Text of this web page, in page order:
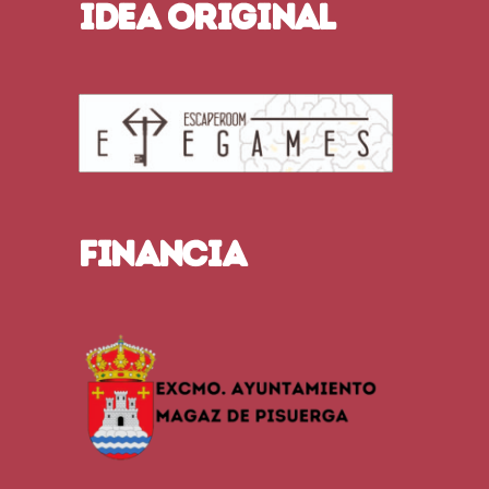
IDEA ORIGINAL
FINANCIA